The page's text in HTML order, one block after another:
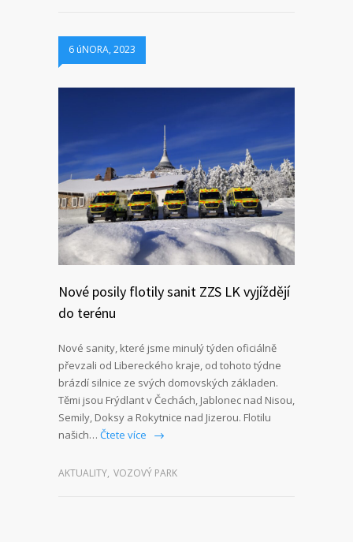
6 úNORA, 2023
Nové posily flotily sanit ZZS LK vyjíždějí
do terénu
Nové sanity, které jsme minulý týden oficiálně
převzali od Libereckého kraje, od tohoto týdne
brázdí silnice ze svých domovských základen.
Těmi jsou Frýdlant v Čechách, Jablonec nad Nisou,
Semily, Doksy a Rokytnice nad Jizerou. Flotilu
našich… Čtete více
AKTUALITY, VOZOVÝ PARK